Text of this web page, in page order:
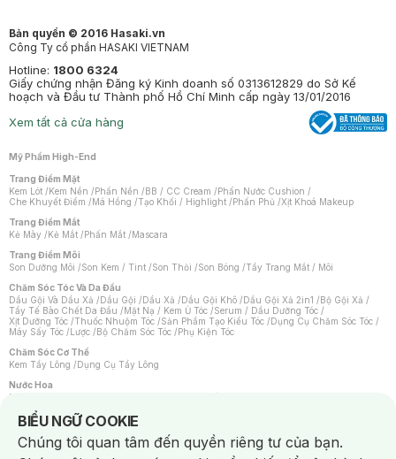
Bản quyền © 2016 Hasaki.vn
Công Ty cổ phần HASAKI VIETNAM
Hotline: 1800 6324
Giấy chứng nhận Đăng ký Kinh doanh số 0313612829 do Sở Kế
hoạch và Đầu tư Thành phố Hồ Chí Minh cấp ngày 13/01/2016
Xem tất cả cửa hàng
Mỹ Phẩm High-End
Trang Điểm Mặt
Kem Lót /Kem Nền /Phấn Nền /BB / CC Cream /Phấn Nước Cushion /
Che Khuyết Điểm /Má Hồng /Tạo Khối / Highlight /Phấn Phủ /Xịt Khoá Makeup
Trang Điểm Mắt
Kẻ Mày /Kẻ Mắt /Phấn Mắt /Mascara
Trang Điểm Môi
Son Dưỡng Môi /Son Kem / Tint /Son Thỏi /Son Bóng /Tẩy Trang Mắt / Môi
Chăm Sóc Tóc Và Da Đầu
Dầu Gội Và Dầu Xả /Dầu Gội /Dầu Xả /Dầu Gội Khô /Dầu Gội Xả 2in1 /Bộ Gội Xả /
Tẩy Tế Bào Chết Da Đầu /Mặt Nạ / Kem Ủ Tóc /Serum / Dầu Dưỡng Tóc /
Xịt Dưỡng Tóc /Thuốc Nhuộm Tóc /Sản Phẩm Tạo Kiểu Tóc /Dụng Cụ Chăm Sóc Tóc /
Máy Sấy Tóc /Lược /Bộ Chăm Sóc Tóc /Phụ Kiện Tóc
Chăm Sóc Cơ Thể
Kem Tẩy Lông /Dụng Cụ Tẩy Lông
Nước Hoa
Nước Hoa Nữ
Chăm Sóc Cá Nhân
Chống Muỗi /Khẩu Trang /Máy Massage/Mặt Nạ Xông Hơi /Nước Rửa Tay/
Sản Phẩm Chăm Sóc Khác /Bàn Chải Đánh Răng /Bàn Chải Điện/
BIỂU NGỮ COOKIE
Notice about cookies usage
Chúng tôi quan tâm đến quyền riêng tư của bạn.